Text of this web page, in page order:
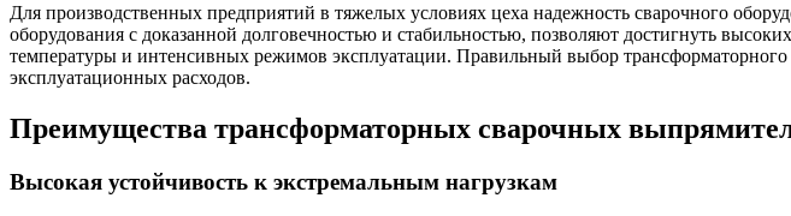
Для производственных предприятий в тяжелых условиях цеха надежность сварочного
оборудования с доказанной долговечностью и стабильностью, позволяют достигнуть
температуры и интенсивных режимов эксплуатации. Правильный выбор
эксплуатационных расходов.
Преимущества трансформаторных сварочных
Высокая устойчивость к экстремальным нагрузкам